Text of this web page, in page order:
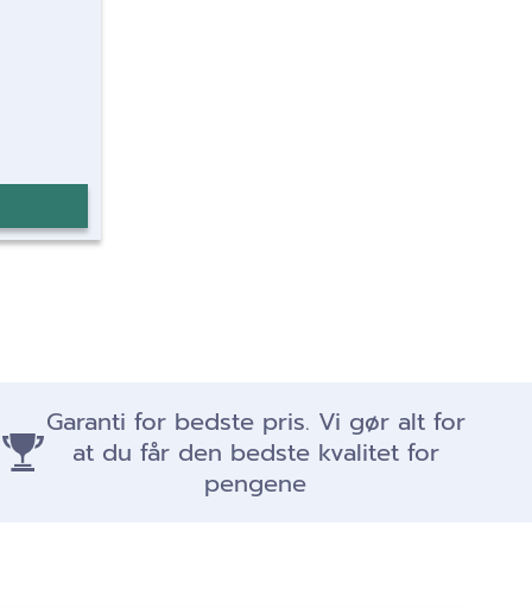
Garanti for bedste pris. Vi gør alt for
at du får den bedste kvalitet for
pengene